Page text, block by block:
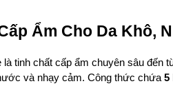
Ẩm Cho Da Khô,
là tinh chất cấp ẩm chuyên sâu đến
và nhạy cảm. Công thức chứa 5